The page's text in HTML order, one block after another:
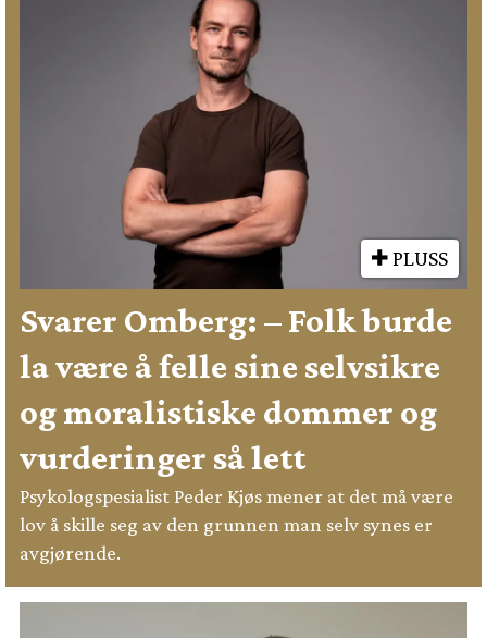
PLUSS
Svarer Omberg: – Folk burde
la være å felle sine selvsikre
og moralistiske dommer og
vurderinger så lett
Psykologspesialist Peder Kjøs mener at det må være
lov å skille seg av den grunnen man selv synes er
avgjørende.